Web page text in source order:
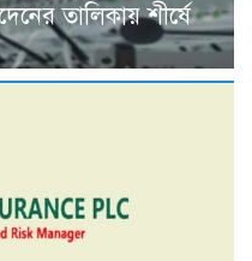
তালিকায় শীর্ষে